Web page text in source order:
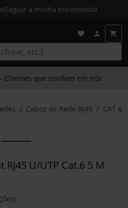
Seguir a minha encomenda
- Clientes que confiam em nós
Cabos de Rede RJ45 CAT 6
RJ45 U/UTP Cat.6 5 M